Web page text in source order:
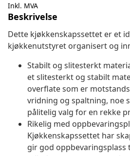
Inkl. MVA
Beskrivelse
Dette kjøkkenskapssettet er et
kjøkkenutstyret organisert og
Stabilt og slitesterkt
et slitesterkt og stabilt
overflate som er
vridning og spaltning, noe
pålitelig valg for en rekke
Rikelig med
Kjøkkenskapssettet har
gir god oppbevaringsplass